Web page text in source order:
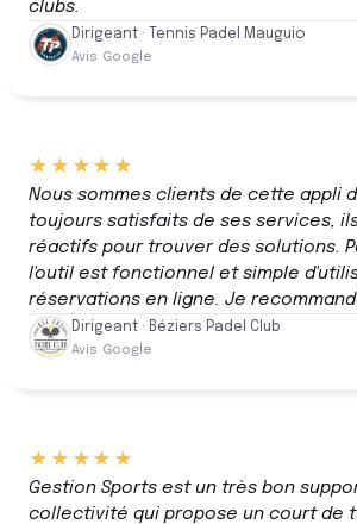
clubs.
Dirigeant · Tennis Padel Mauguio
Avis Google
★★★★★
Nous sommes clients de cette appli
toujours satisfaits de ses services,
réactifs pour trouver des solutions.
l'outil est fonctionnel et simple
réservations en ligne. Je
Dirigeant · Béziers Padel Club
Avis Google
★★★★★
Gestion Sports est un très bon
collectivité qui propose un court de